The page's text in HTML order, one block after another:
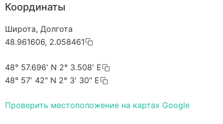
Координаты
Широта, Долгота
48.961606, 2.058461
48° 57.696' N 2° 3.508' E
48° 57' 42" N 2° 3' 30" E
Проверить местоположение на картах Google